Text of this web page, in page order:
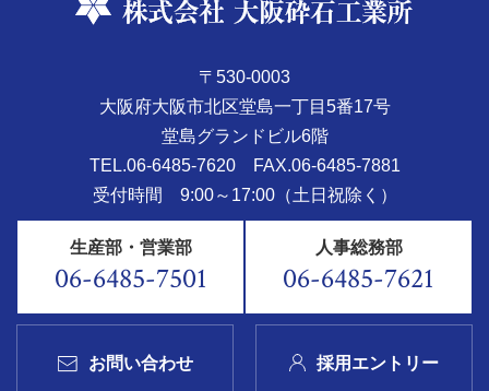
〒530-0003
大阪府大阪市北区堂島一丁目5番17号
堂島グランドビル6階
TEL.06-6485-7620FAX.06-6485-7881
受付時間 9:00～17:00（土日祝除く）
生産部・営業部
06-6485-7501
人事総務部
06-6485-7621
お問い合わせ 採用エントリー